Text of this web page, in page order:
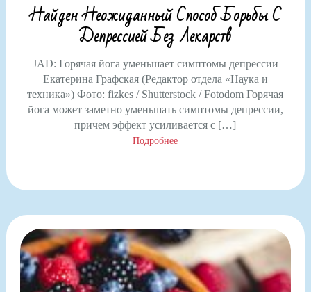
Найден Неожиданный Способ Борьбы С
Депрессией Без Лекарств
JAD: Горячая йога уменьшает симптомы депрессии
Екатерина Графская (Редактор отдела «Наука и
техника») Фото: fizkes / Shutterstock / Fotodom Горячая
йога может заметно уменьшать симптомы депрессии,
причем эффект усиливается с […]
Подробнее